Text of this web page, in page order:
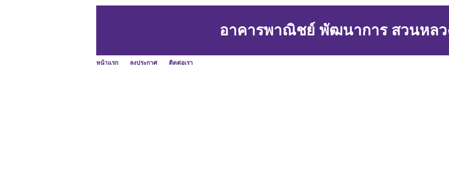
อาคารพาณิชย์ พัฒนาการ สวนหลว
หน้าแรก ลงประกาศ ติดต่อเรา